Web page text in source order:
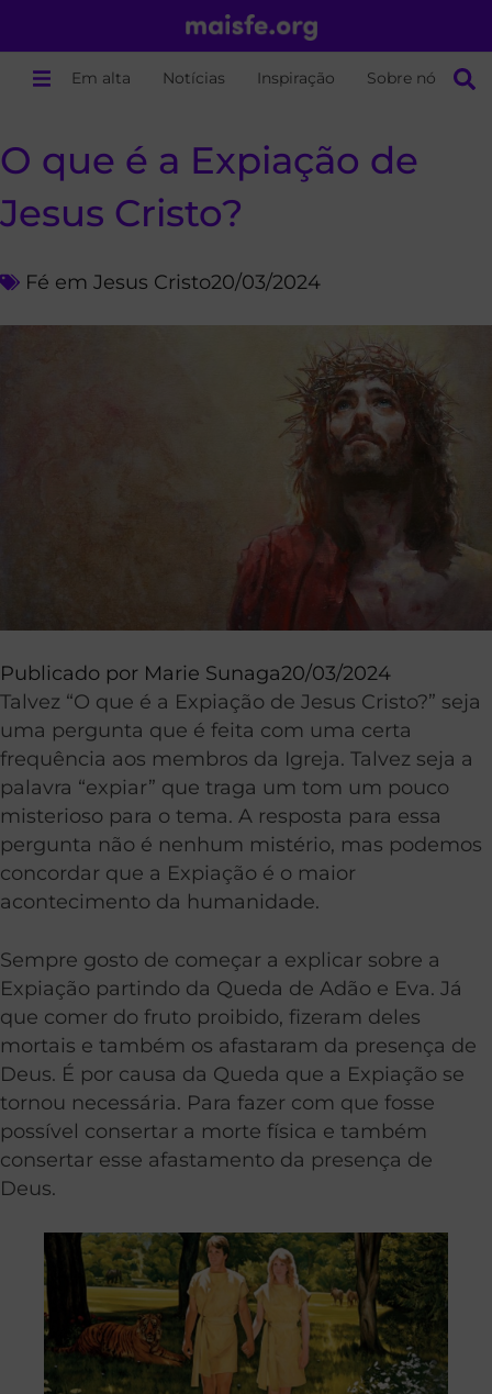
Em alta Notícias Inspiração Sobre nós
O que é a Expiação de
Jesus Cristo?
Fé em Jesus Cristo20/03/2024
Publicado por Marie Sunaga20/03/2024
Talvez “O que é a Expiação de Jesus Cristo?” seja
uma pergunta que é feita com uma certa
frequência aos membros da Igreja. Talvez seja a
palavra “expiar” que traga um tom um pouco
misterioso para o tema. A resposta para essa
pergunta não é nenhum mistério, mas podemos
concordar que a Expiação é o maior
acontecimento da humanidade.
Sempre gosto de começar a explicar sobre a
Expiação partindo da Queda de Adão e Eva. Já
que comer do fruto proibido, fizeram deles
mortais e também os afastaram da presença de
Deus. É por causa da Queda que a Expiação se
tornou necessária. Para fazer com que fosse
possível consertar a morte física e também
consertar esse afastamento da presença de
Deus.